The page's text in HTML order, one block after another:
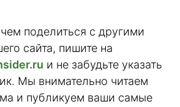
поделиться с другими
сайта, пишите на
и не забудьте указать
Мы внимательно читаем
и публикуем ваши самые